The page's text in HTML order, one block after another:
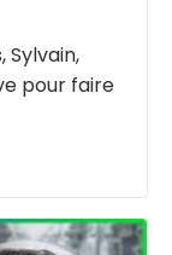
pour faire